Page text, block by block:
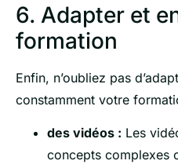
6. Adapter et
formation
Enfin, n’oubliez pas
constamment votre
des vidéos : Les
concepts complexes